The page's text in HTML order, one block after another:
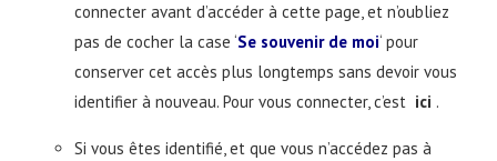
connecter avant d’accéder à cette page, et n’oubliez
pas de cocher la case ‘Se souvenir de moi‘ pour
conserver cet accès plus longtemps sans devoir vous
identifier à nouveau. Pour vous connecter, c’est ici .
Si vous êtes identifié, et que vous n’accédez pas à